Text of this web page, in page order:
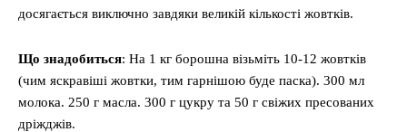
досягається виключно завдяки великій кількості жовтків.
Що знадобиться: На 1 кг борошна візьміть 10-12 жовтків
(чим яскравіші жовтки, тим гарнішою буде паска). 300 мл
молока. 250 г масла. 300 г цукру та 50 г свіжих пресованих
дріжджів.